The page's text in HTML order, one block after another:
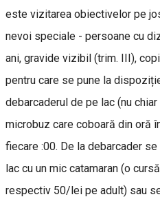
este vizitarea obiectivelor pe
nevoi speciale - persoane cu
ani, gravide vizibil (trim. III),
pentru care se pune la
debarcaderul de pe lac (nu
microbuz care coboară din oră
fiecare :00. De la debarcader
lac cu un mic catamaran (o
respectiv 50/lei pe adult) sau